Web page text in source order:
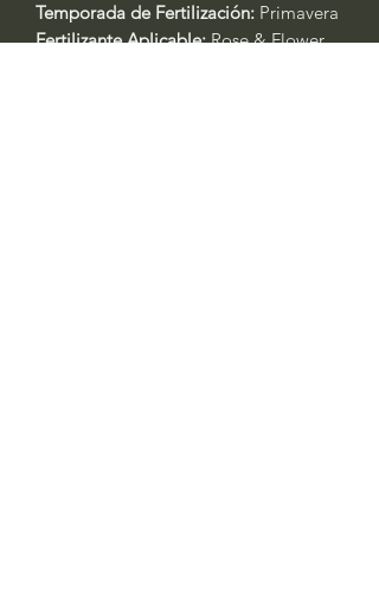
Temporada de Fertilización: Primavera
Fertilizante Aplicable: Rose & Flower